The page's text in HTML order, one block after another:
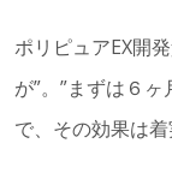
ポリピュアEX開
が”。”まずは６
で、その効果は着